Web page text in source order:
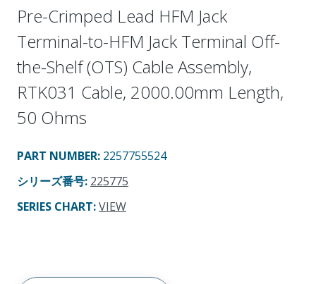
Pre-Crimped Lead HFM Jack
Terminal-to-HFM Jack Terminal Off-
the-Shelf (OTS) Cable Assembly,
RTK031 Cable, 2000.00mm Length,
50 Ohms
PART NUMBER: 2257755524
シリーズ番号: 225775
SERIES CHART:VIEW